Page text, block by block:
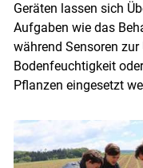
Geräten lassen sich
Aufgaben wie das
während Sensoren
Bodenfeuchtigkeit
Pflanzen eingesetzt